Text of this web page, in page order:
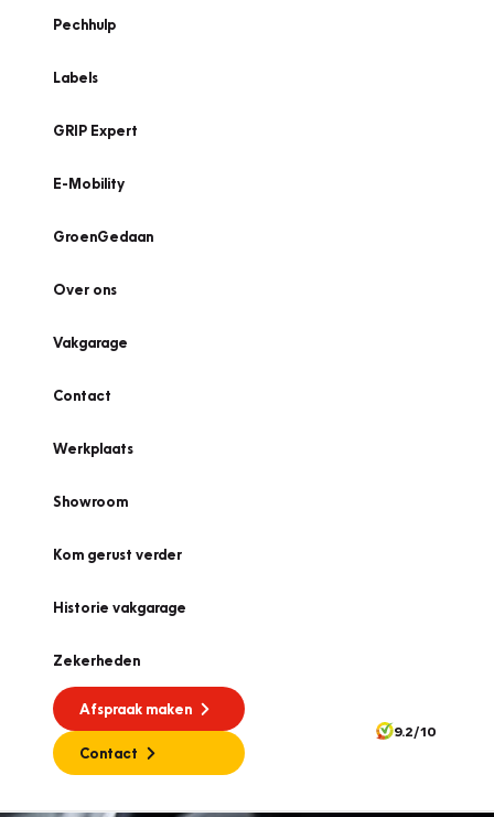
Pechhulp
Labels
GRIP Expert
E-Mobility
GroenGedaan
Over ons
Vakgarage
Contact
Werkplaats
Showroom
Kom gerust verder
Historie vakgarage
Zekerheden
Afspraak maken
Contact
9.2/10